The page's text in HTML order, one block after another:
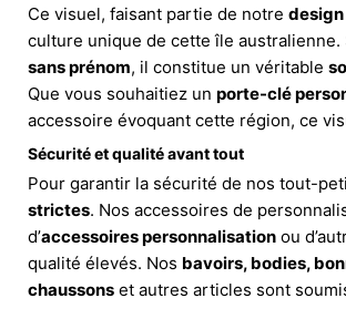
Ce visuel, faisant partie de notre
culture unique de cette île
sans prénom, il constitue un véritable
Que vous souhaitiez un porte-clé
accessoire évoquant cette région, ce
Sécurité et qualité avant tout
Pour garantir la sécurité de nos tout-
strictes. Nos accessoires de
d’accessoires personnalisation ou
qualité élevés. Nos bavoirs, bodies,
chaussons et autres articles sont